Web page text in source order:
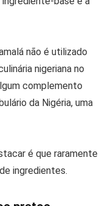
não é utilizado
nigeriana no
complemento
da Nigéria, uma
é que raramente
ingredientes.